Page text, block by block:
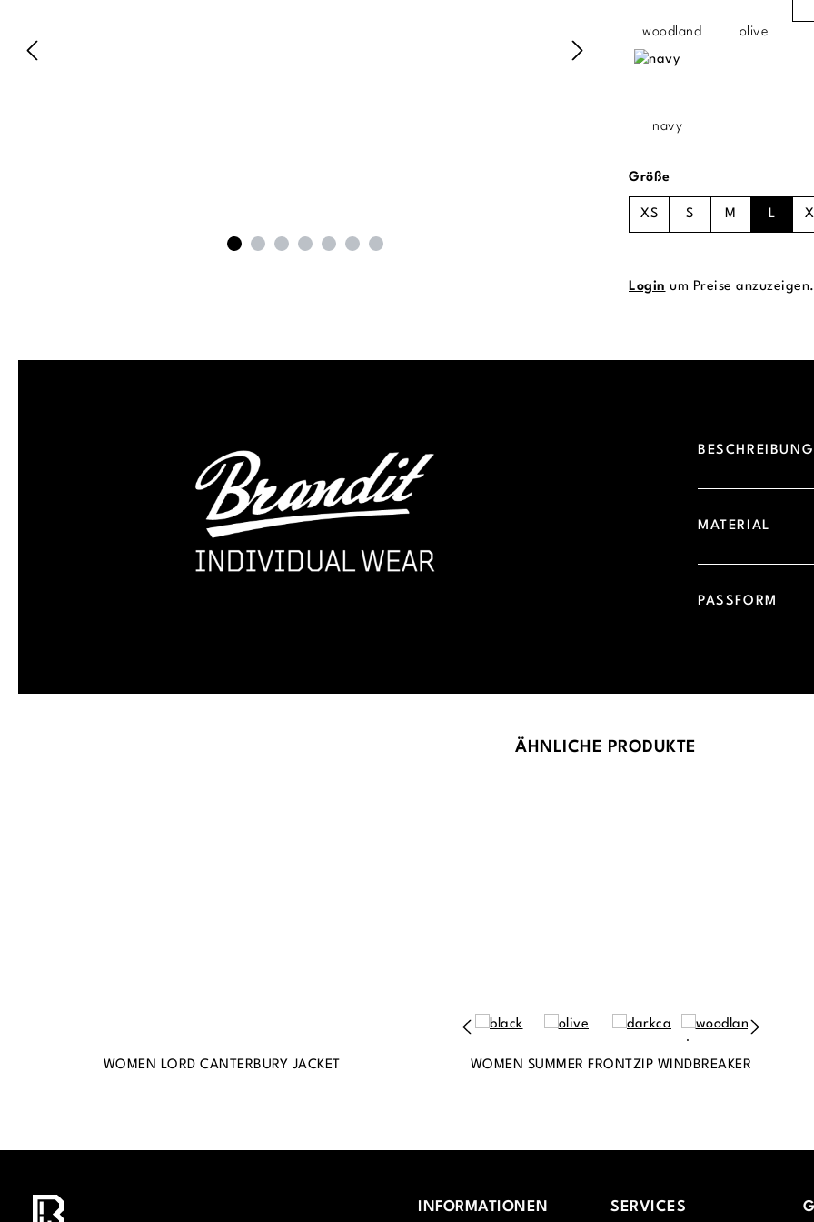
woodland olive
navy
Größeauswählen
XS S M L
Login um Preise anzuzeigen.
BESCHREIBUNG
MATERIAL
PASSFORM
ÄHNLICHE PRODUKTE
WOMEN LORD CANTERBURY JACKET WOMEN SUMMER FRONTZIP WINDBREAKER
INFORMATIONEN SERVICES